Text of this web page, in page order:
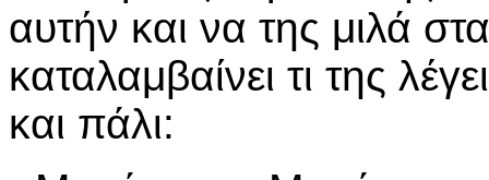
αυτήν και να της μιλά
καταλαμβαίνει τι της
και πάλι: